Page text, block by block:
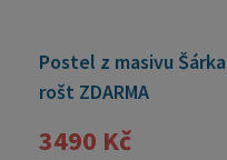
Postel z masivu
rošt ZDARMA
3490 Kč